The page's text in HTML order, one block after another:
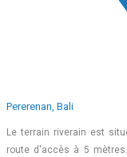
Pererenan, Bali
Le terrain riverain est
route d'accès à 5